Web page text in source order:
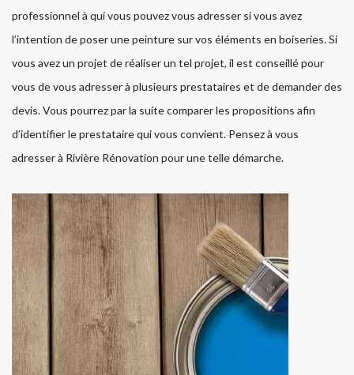
professionnel à qui vous pouvez vous adresser si vous avez
l’intention de poser une peinture sur vos éléments en boiseries. Si
vous avez un projet de réaliser un tel projet, il est conseillé pour
vous de vous adresser à plusieurs prestataires et de demander des
devis. Vous pourrez par la suite comparer les propositions afin
d’identifier le prestataire qui vous convient. Pensez à vous
adresser à Rivière Rénovation pour une telle démarche.